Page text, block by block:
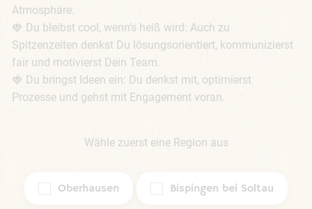
Atmosphäre.
🍓 Du bleibst cool, wenn’s heiß wird: Auch zu
Spitzenzeiten denkst Du lösungsorientiert, kommunizierst
fair und motivierst Dein Team.
🍓 Du bringst Ideen ein: Du denkst mit, optimierst
Prozesse und gehst mit Engagement voran.
Wähle zuerst eine Region aus
Oberhausen Bispingen bei Soltau